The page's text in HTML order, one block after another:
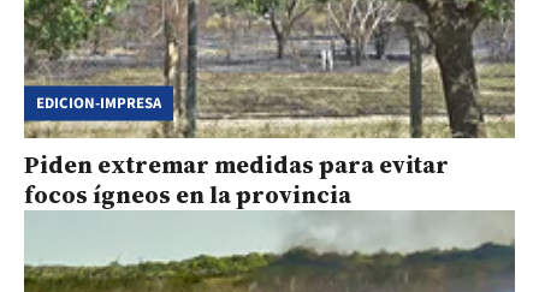
EDICION-IMPRESA
Piden extremar medidas para evitar
focos ígneos en la provincia